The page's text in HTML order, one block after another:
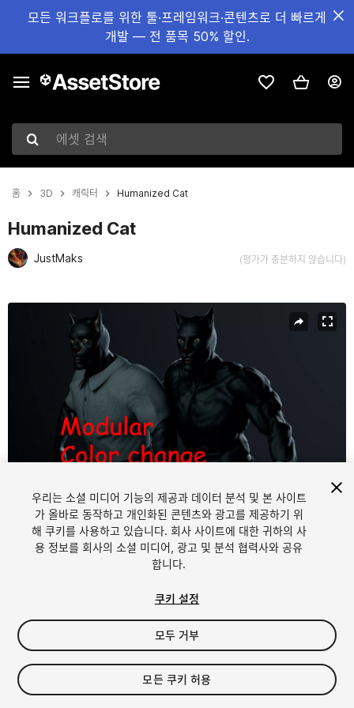
모든 워크플로를 위한 툴·프레임워크·콘텐츠로 더 빠르게
개발 — 전 품목 50% 할인.
에셋 검색
홈 3D 캐릭터 Humanized Cat
Humanized Cat
JustMaks (평가가 충분하지 않습니다)
현재 슬라이드: 1 / 12
1/12
$24.99
세금/부가세는 결제 시 반영됩니다.
우리는 소셜 미디어 기능의 제공과 데이터 분석 및 본 사이트
가 올바로 동작하고 개인화된 콘텐츠와 광고를 제공하기 위
해 쿠키를 사용하고 있습니다. 회사 사이트에 대한 귀하의 사
용 정보를 회사의 소셜 미디어, 광고 및 분석 협력사와 공유
합니다.
쿠키 설정
모두 거부
모든 쿠키 허용